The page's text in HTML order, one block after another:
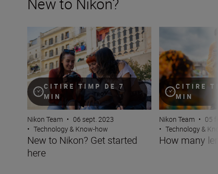
CITIRE TIMP DE 7
MIN
New to Nikon? Get started here
Nikon Team • 06 sept. 2023
• Technology & Know-how
New to Nikon? Get started
here
CITIRE
MIN
Nikon Team • 05
• Technology &
How many